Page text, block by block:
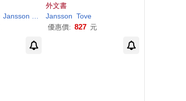
Jansson Tove/ Portch
外文書
Jansson Tove
優惠價: 827 元